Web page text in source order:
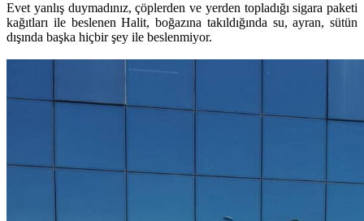
Evet yanlış duymadınız, çöplerden ve yerden topladığı sigara paketi
kağıtları ile beslenen Halit, boğazına takıldığında su, ayran, sütün
dışında başka hiçbir şey ile beslenmiyor.